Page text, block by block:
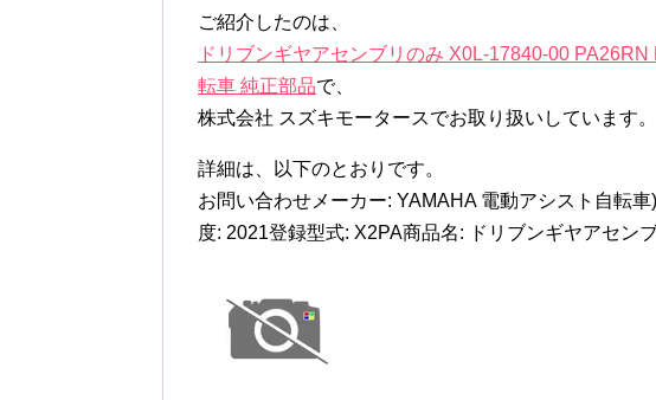
ご紹介したのは、
ドリブンギヤアセンブリのみ X0L-17840-00
転車 純正部品で、
株式会社 スズキモータースでお取り扱いしています。
詳細は、以下のとおりです。
お問い合わせメーカー: YAMAHA 電動アシスト自転
度: 2021登録型式: X2PA商品名: ドリブンギヤアセン